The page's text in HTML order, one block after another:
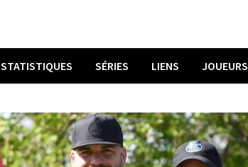
STATISTIQUES SÉRIES LIENS JOUEURS